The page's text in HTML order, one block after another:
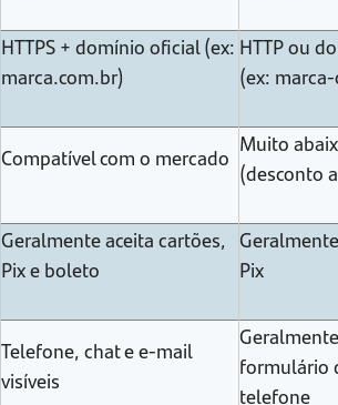
HTTPS + domínio oficial (ex:
marca.com.br)
HTTP ou
(ex:
Compatível com o mercado
Muito
(desconto
Geralmente aceita cartões,
Pix e boleto
Pix
Telefone, chat e e-mail
visíveis
formulário
telefone